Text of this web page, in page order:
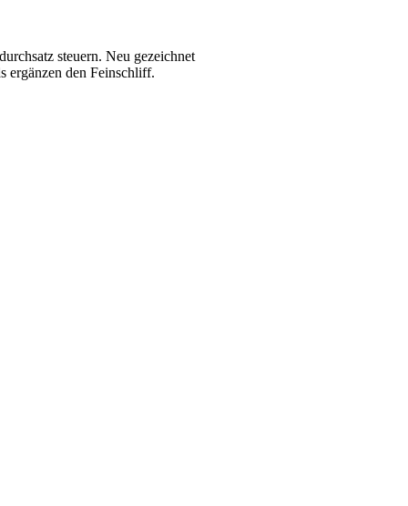
steuern. Neu gezeichnet
ergänzen den Feinschliff.